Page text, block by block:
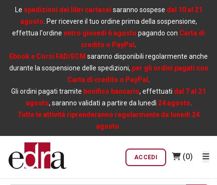
Le spedizioni dei libri cartacei saranno sospese dal 10 al 21
agosto . Per ricevere il tuo ordine prima della sospensione,
effettua l'ordine entro giovedì 6 agosto pagando con Carta di
credito o PayPal
Ebook e Corsi FAD/ECM saranno disponibili regolarmente anche
durante la sospensione delle spedizioni, per gli ordini pagati con
Carta di credito o PayPal
Gli ordini pagati tramite bonifico bancario, effettuati dal 7 al 21
agosto, saranno validati a partire da lunedì 24 agosto
Tutte le attività riprenderanno regolarmente da lunedì 24
agosto.
ACCEDI (0)